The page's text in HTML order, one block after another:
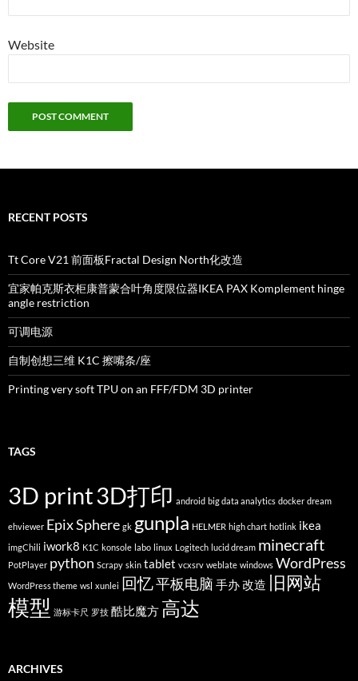
Website
RECENT POSTS
Tt Core V21 前面板Fractal Design North化改造
宜家帕克斯衣柜康普蒙合叶角度限位器IKEA PAX Komplement hinge
angle restriction
可调电源
自制创想三维 K1C 擦嘴条/座
Printing very soft TPU on an FFF/FDM 3D printer
TAGS
3D print3D打印 android big data analytics docker dream
ehviewer Epix Sphere gk gunpla HELMER high chart hotlink ikea
imgChili iwork8 K1C konsole labo linux Logitech lucid dream minecraft
PotPlayer python Scrapy skin tablet vcxsrv weblate windows WordPress
WordPress theme wsl xunlei 回忆平板电脑 手办改造 旧网站
模型 游标卡尺 罗技 酷比魔方 高达
ARCHIVES